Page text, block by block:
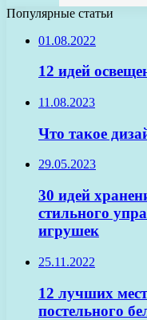
Популярные статьи
01.08.2022
12 идей
11.08.2023
Что такое
29.05.2023
30 идей
стильного
игрушек
25.11.2022
12 лучших
постельного